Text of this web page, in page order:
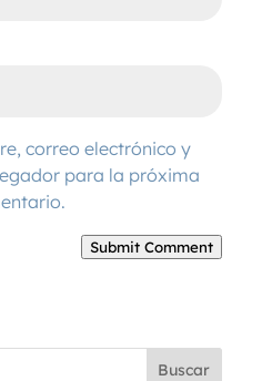
correo electrónico y
para la próxima
Submit Comment
Buscar